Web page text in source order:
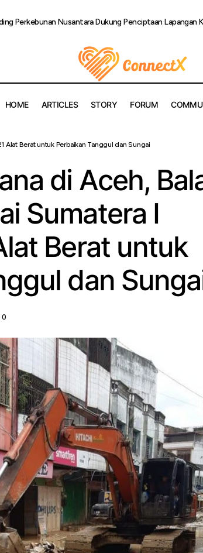
Perkebunan Nusantara Dukung Penciptaan Lapangan
HOME ARTICLES STORY FORUM
Perbaikan Tanggul dan Sungai
Alat Berat untuk Perbaikan Tanggul dan Sungai
di Aceh,
Sumatera I
Berat untuk
dan
0